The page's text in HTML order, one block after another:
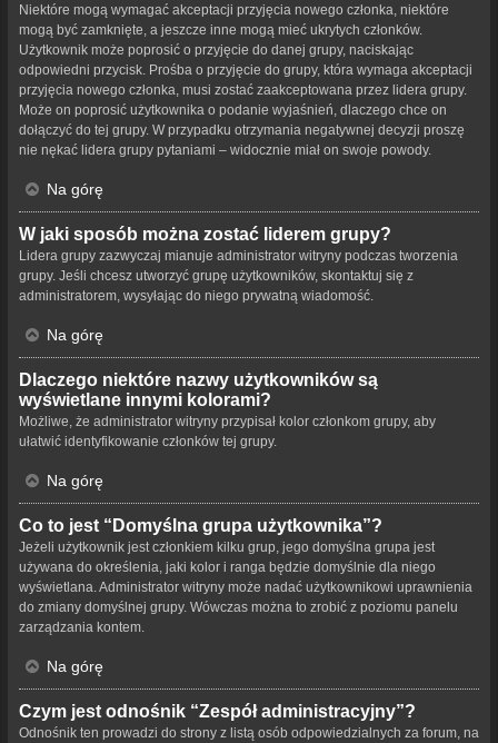
Niektóre mogą wymagać akceptacji przyjęcia nowego członka, niektóre
mogą być zamknięte, a jeszcze inne mogą mieć ukrytych członków.
Użytkownik może poprosić o przyjęcie do danej grupy, naciskając
odpowiedni przycisk. Prośba o przyjęcie do grupy, która wymaga akceptacji
przyjęcia nowego członka, musi zostać zaakceptowana przez lidera grupy.
Może on poprosić użytkownika o podanie wyjaśnień, dlaczego chce on
dołączyć do tej grupy. W przypadku otrzymania negatywnej decyzji proszę
nie nękać lidera grupy pytaniami – widocznie miał on swoje powody.
Na górę
W jaki sposób można zostać liderem grupy?
Lidera grupy zazwyczaj mianuje administrator witryny podczas tworzenia
grupy. Jeśli chcesz utworzyć grupę użytkowników, skontaktuj się z
administratorem, wysyłając do niego prywatną wiadomość.
Na górę
Dlaczego niektóre nazwy użytkowników są
wyświetlane innymi kolorami?
Możliwe, że administrator witryny przypisał kolor członkom grupy, aby
ułatwić identyfikowanie członków tej grupy.
Na górę
Co to jest “Domyślna grupa użytkownika”?
Jeżeli użytkownik jest członkiem kilku grup, jego domyślna grupa jest
używana do określenia, jaki kolor i ranga będzie domyślnie dla niego
wyświetlana. Administrator witryny może nadać użytkownikowi uprawnienia
do zmiany domyślnej grupy. Wówczas można to zrobić z poziomu panelu
zarządzania kontem.
Na górę
Czym jest odnośnik “Zespół administracyjny”?
Odnośnik ten prowadzi do strony z listą osób odpowiedzialnych za forum, na